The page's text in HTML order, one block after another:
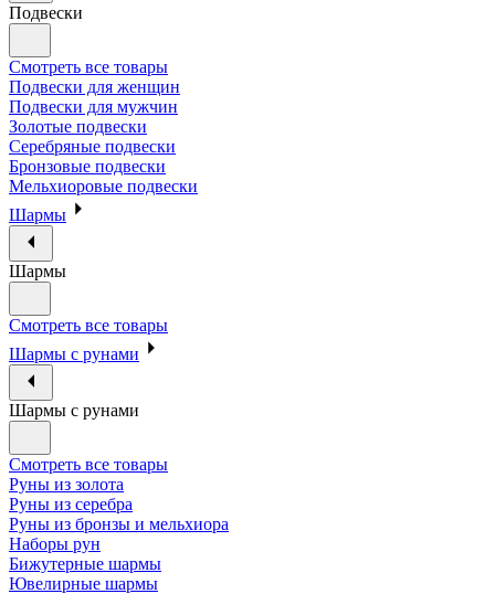
Подвески
Смотреть все товары
Подвески для женщин
Подвески для мужчин
Золотые подвески
Серебряные подвески
Бронзовые подвески
Мельхиоровые подвески
Шармы
Шармы
Смотреть все товары
Шармы с рунами
Шармы с рунами
Смотреть все товары
Руны из золота
Руны из серебра
Руны из бронзы и мельхиора
Наборы рун
Бижутерные шармы
Ювелирные шармы